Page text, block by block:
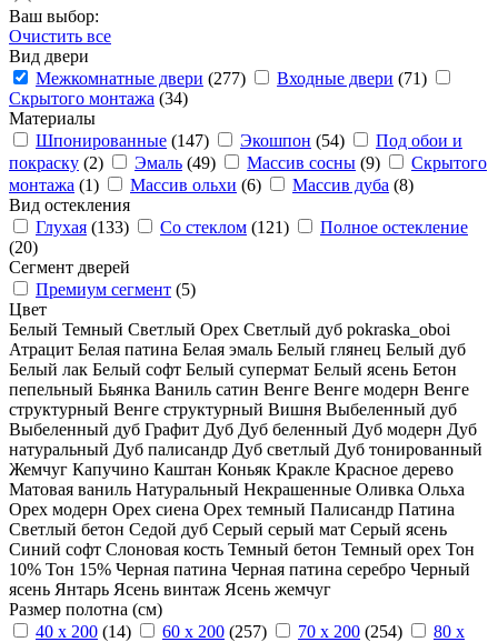
Ваш выбор:
Очистить все
Вид двери
Межкомнатные двери (277) Входные двери (71)
Скрытого монтажа (34)
Материалы
Шпонированные (147) Экошпон (54)
Под обои и
покраску (2) Эмаль (49) Массив сосны (9)
Скрытого
монтажа (1) Массив ольхи (6) Массив дуба (8)
Вид остекления
Глухая (133) Со стеклом (121)
Полное остекление
(20)
Сегмент дверей
Премиум сегмент (5)
Цвет
Белый Темный Светлый Орех Светлый дуб pokraska_oboi
Атрацит Белая патина Белая эмаль Белый глянец Белый дуб
Белый лак Белый софт Белый супермат Белый ясень Бетон
пепельный Бьянка Ваниль сатин Венге Венге модерн Венге
структурный Венге структурный Вишня Выбеленный дуб
Выбеленный дуб Графит Дуб Дуб беленный Дуб модерн Дуб
натуральный Дуб палисандр Дуб светлый Дуб тонированный
Жемчуг Капучино Каштан Коньяк Кракле Красное дерево
Матовая ваниль Натуральный Некрашенные Оливка Ольха
Орех модерн Орех сиена Орех темный Палисандр Патина
Светлый бетон Седой дуб Серый серый мат Серый ясень
Синий софт Слоновая кость Темный бетон Темный орех Тон
10% Тон 15% Черная патина Черная патина серебро Черный
ясень Янтарь Ясень винтаж Ясень жемчуг
Размер полотна (см)
40 x 200 (14) 60 x 200 (257) 70 x 200 (254)
80 x